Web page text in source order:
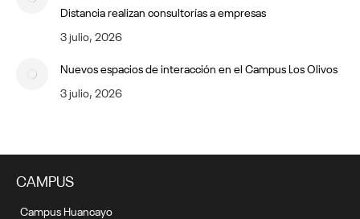
Distancia realizan consultorías a empresas
3 julio, 2026
Nuevos espacios de interacción en el Campus Los Olivos
3 julio, 2026
CAMPUS
Campus Huancayo